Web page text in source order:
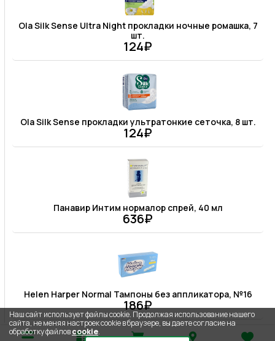
Ola Silk Sense Ultra Night прокладки ночные ромашка, 7
шт.
124₽
Ola Silk Sense прокладки ультратонкие сеточка, 8 шт.
124₽
Панавир Интим нормалор спрей, 40 мл
636₽
Helen Harper Normal Тампоны без аппликатора, №16
186₽
Наш сайт использует файлы cookie. Продолжая использование нашего
сайта, не меняя настроек cookie в браузере, вы даете согласие на
обработку файловcookie.